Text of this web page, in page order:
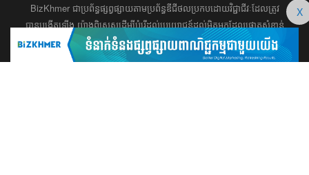
BizKhmer ​ជា​​ប្រព័ន្ធ​ផ្សព្វផ្សាយ​តាម​ប្រព័ន្ធ​ឌីជីថល​​​ប្រកប​ដោយ​វិជ្ជាជីវៈ​ដែល​​​ត្រូវ​
បាន​បង្កើតឡើង យ៉ាង​ពិសេស​​ដើម្បី​បំរើ​ដល់​ប្រយោជន៍​​​ដល់​មិត្ត​អ្នក​ដែល​ផ្ដោត​សំខាន់​
ទៅ​លើ​អត្ថបទ​ សហគ្រិន​ភាព អប់រំ ​​អាជីវកម្ម​ ​ការ​វិនិយោគ​ ​អភិវឌ្ឍន៍​អាជីព​ និង​
អចលនទ្រព្យ។ ​ក្រុម​​ការងារ​របស់​យើង​ ​​ មាន​ឆន្ទៈ​​មុតមាំ​​​ក្នុង​​ការ​សរសេរ​​អត្ថបទ​​ ដែល​
X